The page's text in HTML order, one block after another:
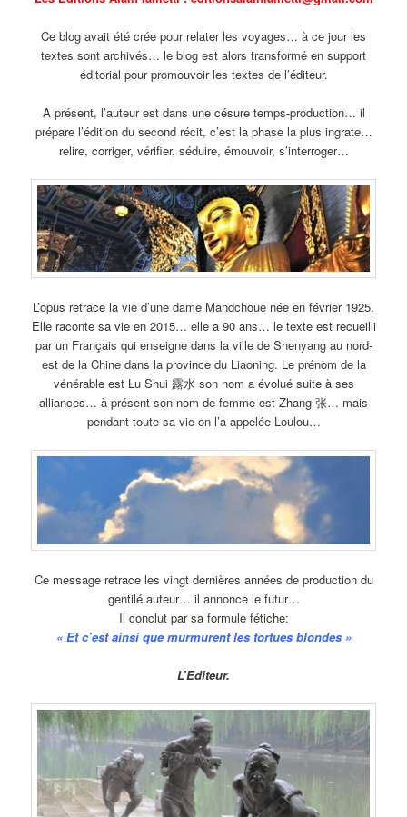
Ce blog avait été crée pour relater les voyages… à ce jour les
textes sont archivés… le blog est alors transformé en support
éditorial pour promouvoir les textes de l’éditeur.
A présent, l’auteur est dans une césure temps-production… il
prépare l’édition du second récit, c’est la phase la plus ingrate…
relire, corriger, vérifier, séduire, émouvoir, s’interroger…
L’opus retrace la vie d’une dame Mandchoue née en février 1925.
Elle raconte sa vie en 2015… elle a 90 ans… le texte est recueilli
par un Français qui enseigne dans la ville de Shenyang au nord-
est de la Chine dans la province du Liaoning. Le prénom de la
vénérable est Lu Shui 露水 son nom a évolué suite à ses
alliances… à présent son nom de femme est Zhang 张… mais
pendant toute sa vie on l’a appelée Loulou…
Ce message retrace les vingt dernières années de production du
gentilé auteur… il annonce le futur…
Il conclut par sa formule fétiche:
« Et c’est ainsi que murmurent les tortues blondes »
L’Editeur.